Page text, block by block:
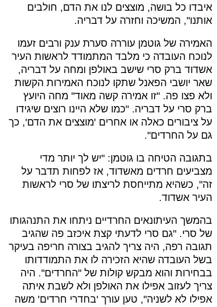
איבדו כל בושה, מוצצים לנו את הדם, חולבים
אותנו", המשיכה וחזרה על דבריה.
האמירה של גוטמן עוררה סערת ענק ורבים זעמו
לנוכח העובדה כי מלבד המתמודד לראשות העיר
אשדוד ברק סרי שישב באולפן ומחה על דבריה,
שאר יושבי הפאנל שתקו לנוכח האמירות הקשות
ולא פצו פה. "זו אמירה קשה מאוד" מחה היועץ
ברק סרי על דבריה. "כמו שלא היינו רוצים שיגידו
על ציבורים כאלה או אחרים 'מוצצים את הדם', כך
גם על החרדים".
בתגובה הטיחה בו גוטמן: "יש לך יותר מדי
מצביעים חרדים מאשדוד, אז לפחות תדבר על
זה", כשהיא מתייחסת לריצתו של סרי לראשות
העיר אשדוד.
בהמשך העיתונאים החרדיים ניתחו את התנהגותו
של סרי. "גם סרי לדעתי קצת איכזב פה שהגיב
תגובה רפה, היה צריך להגיב בצורה חריפה בעיקר
בשל העובדה שהיא הזכירה לו את התמודדותו
בבחירות והוא מבקש קולות של "החרדים". היה
צריך לעזוב אפילו את האולפן ולא לשבת איתה
אפילו לא לשניה", טען עורך 'בחדרי חרדים' משה